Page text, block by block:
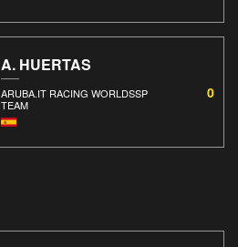
A. HUERTAS
ARUBA.IT RACING WORLDSSP
TEAM
0